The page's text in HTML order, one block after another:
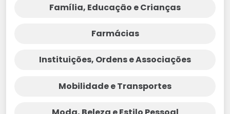
Família, Educação e Crianças
Farmácias
Instituições, Ordens e Associações
Mobilidade e Transportes